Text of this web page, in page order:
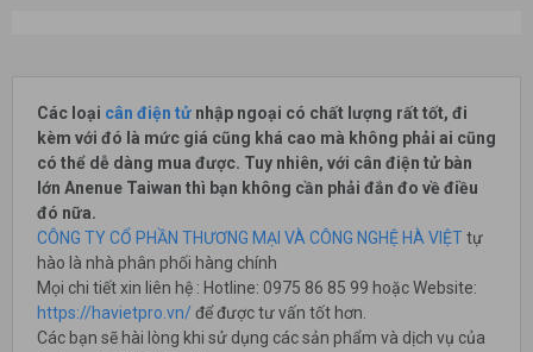
Các loại cân điện tử nhập ngoại có chất lượng rất tốt, đi
kèm với đó là mức giá cũng khá cao mà không phải ai cũng
có thể dễ dàng mua được. Tuy nhiên, với cân điện tử bàn
lớn Anenue Taiwan thì bạn không cần phải đắn đo về điều
đó nữa.
CÔNG TY CỔ PHẦN THƯƠNG MẠI VÀ CÔNG NGHỆ HÀ VIỆTtự
hào là nhà phân phối hàng chính
Mọi chi tiết xin liên hệ : Hotline: 0975 86 85 99 hoặc Website:
https://havietpro.vn/ để được tư vấn tốt hơn.
Các bạn sẽ hài lòng khi sử dụng các sản phẩm và dịch vụ của